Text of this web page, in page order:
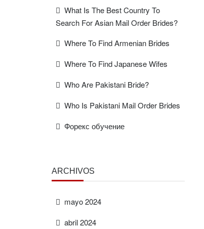
What Is The Best Country To
Search For Asian Mail Order Brides?
Where To Find Armenian Brides
Where To Find Japanese Wifes
Who Are Pakistani Bride?
Who Is Pakistani Mail Order Brides
Форекс обучение
ARCHIVOS
mayo 2024
abril 2024